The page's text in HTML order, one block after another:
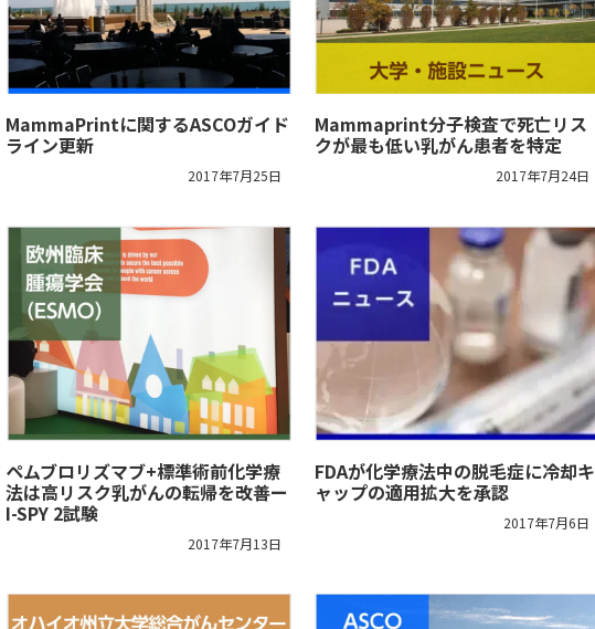
MammaPrintに関するASCOガイド
ライン更新
2017年7月25日
Mammaprint分子検査で死亡リス
クが最も低い乳がん患者を特定
2017年7月24日
ペムブロリズマブ+標準術前化学療
法は高リスク乳がんの転帰を改善ー
I-SPY 2試験
2017年7月13日
FDAが化学療法中の脱毛症に冷却キ
ャップの適用拡大を承認
2017年7月6日